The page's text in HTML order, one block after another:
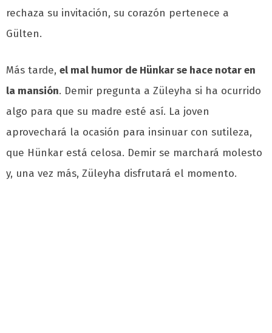
rechaza su invitación, su corazón pertenece a
Gülten.
Más tarde, el mal humor de Hünkar se hace notar en
la mansión. Demir pregunta a Züleyha si ha ocurrido
algo para que su madre esté así. La joven
aprovechará la ocasión para insinuar con sutileza,
que Hünkar está celosa. Demir se marchará molesto
y, una vez más, Züleyha disfrutará el momento.